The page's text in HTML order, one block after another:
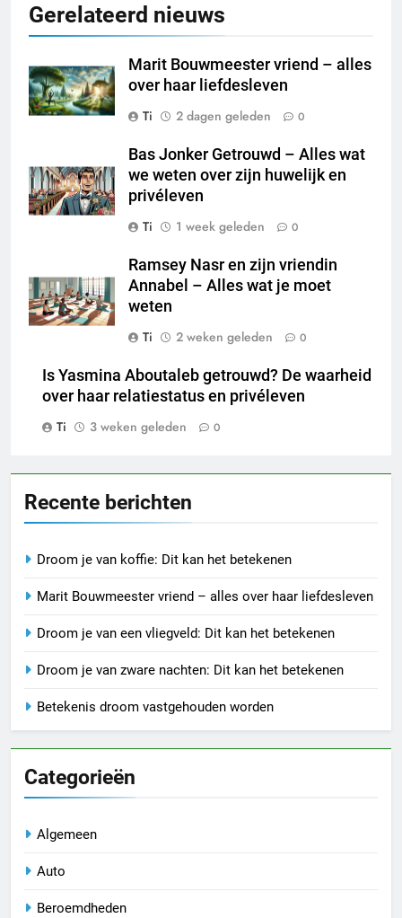
Gerelateerd nieuws
Marit Bouwmeester vriend – alles
over haar liefdesleven
Ti
2 dagen geleden 0
Bas Jonker Getrouwd – Alles wat
we weten over zijn huwelijk en
privéleven
Ti
1 week geleden 0
Ramsey Nasr en zijn vriendin
Annabel – Alles wat je moet
weten
Ti
2 weken geleden 0
Is Yasmina Aboutaleb getrouwd? De waarheid
over haar relatiestatus en privéleven
Ti
3 weken geleden 0
Recente berichten
Droom je van koffie: Dit kan het betekenen
Marit Bouwmeester vriend – alles over haar liefdesleven
Droom je van een vliegveld: Dit kan het betekenen
Droom je van zware nachten: Dit kan het betekenen
Betekenis droom vastgehouden worden
Categorieën
Algemeen
Auto
Beroemdheden